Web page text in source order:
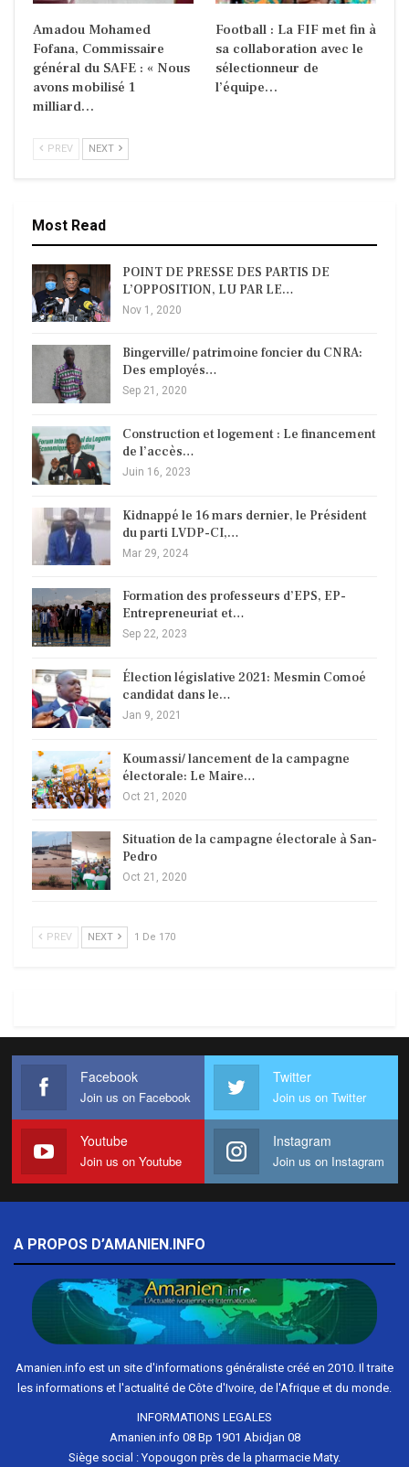
Amadou Mohamed
Fofana, Commissaire
général du SAFE : « Nous
avons mobilisé 1
milliard…
Football : La FIF met fin à
sa collaboration avec le
sélectionneur de
l’équipe…
PREV NEXT
Most Read
POINT DE PRESSE DES PARTIS DE
L’OPPOSITION, LU PAR LE…
Nov 1, 2020
Bingerville/ patrimoine foncier du CNRA:
Des employés…
Sep 21, 2020
Construction et logement : Le financement
de l’accès…
Juin 16, 2023
Kidnappé le 16 mars dernier, le Président
du parti LVDP-CI,…
Mar 29, 2024
Formation des professeurs d’EPS, EP-
Entrepreneuriat et…
Sep 22, 2023
Élection législative 2021: Mesmin Comoé
candidat dans le…
Jan 9, 2021
Koumassi/ lancement de la campagne
électorale: Le Maire…
Oct 21, 2020
Situation de la campagne électorale à San-
Pedro
Oct 21, 2020
PREV NEXT 1 De 170
Facebook
Join us on Facebook
Twitter
Join us on Twitter
Youtube
Join us on Youtube
Instagram
Join us on Instagram
A PROPOS D’AMANIEN.INFO
Amanien.info est un site d'informations généraliste créé en 2010. Il traite
les informations et l'actualité de Côte d'Ivoire, de l'Afrique et du monde.
INFORMATIONS LEGALES
Amanien.info 08 Bp 1901 Abidjan 08
Siège social : Yopougon près de la pharmacie Maty.